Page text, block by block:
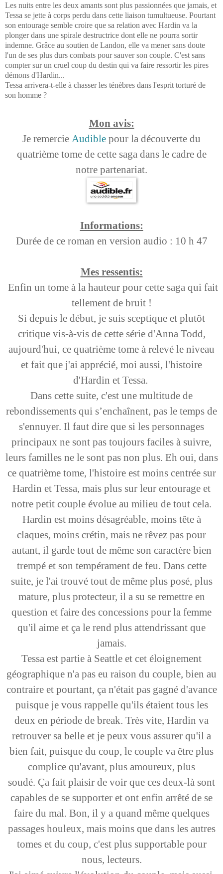
Les nuits entre les deux amants sont plus passionnées que jamais, et
Tessa se jette à corps perdu dans cette liaison tumultueuse. Pourtant
son entourage semble croire que sa relation avec Hardin va la
plonger dans une spirale destructrice dont elle ne pourra sortir
indemne. Grâce au soutien de Landon, elle va mener sans doute
l'un de ses plus durs combats pour sauver son couple. C'est sans
compter sur un cruel coup du destin qui va faire ressortir les pires
démons d'Hardin...
Tessa arrivera-t-elle à chasser les ténèbres dans l'esprit torturé de
son homme ?
Mon avis:
Je remercie Audible pour la découverte du
quatrième tome de cette saga dans le cadre de
notre partenariat.
Informations:
Durée de ce roman en version audio : 10 h 47
Mes ressentis:
Enfin un tome à la hauteur pour cette saga qui fait
tellement de bruit !
Si depuis le début, je suis sceptique et plutôt
critique vis-à-vis de cette série d'Anna Todd,
aujourd'hui, ce quatrième tome à relevé le niveau
et fait que j'ai apprécié, moi aussi, l'histoire
d'Hardin et Tessa.
Dans cette suite, c'est une multitude de
rebondissements qui s’enchaînent, pas le temps de
s'ennuyer. Il faut dire que si les personnages
principaux ne sont pas toujours faciles à suivre,
leurs familles ne le sont pas non plus. Eh oui, dans
ce quatrième tome, l'histoire est moins centrée sur
Hardin et Tessa, mais plus sur leur entourage et
notre petit couple évolue au milieu de tout cela.
Hardin est moins désagréable, moins tête à
claques, moins crétin, mais ne rêvez pas pour
autant, il garde tout de même son caractère bien
trempé et son tempérament de feu. Dans cette
suite, je l'ai trouvé tout de même plus posé, plus
mature, plus protecteur, il a su se remettre en
question et faire des concessions pour la femme
qu'il aime et ça le rend plus attendrissant que
jamais.
Tessa est partie à Seattle et cet éloignement
géographique n'a pas eu raison du couple, bien au
contraire et pourtant, ça n'était pas gagné d'avance
puisque je vous rappelle qu'ils étaient tous les
deux en période de break. Très vite, Hardin va
retrouver sa belle et je peux vous assurer qu'il a
bien fait, puisque du coup, le couple va être plus
complice qu'avant, plus amoureux, plus
soudé. Ça fait plaisir de voir que ces deux-là sont
capables de se supporter et ont enfin arrêté de se
faire du mal. Bon, il y a quand même quelques
passages houleux, mais moins que dans les autres
tomes et du coup, c'est plus supportable pour
nous, lecteurs.